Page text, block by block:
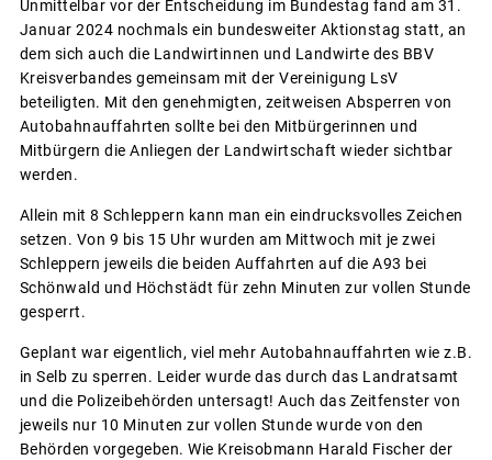
Unmittelbar vor der Entscheidung im Bundestag fand am 31.
Januar 2024 nochmals ein bundesweiter Aktionstag statt, an
dem sich auch die Landwirtinnen und Landwirte des BBV
Kreisverbandes gemeinsam mit der Vereinigung LsV
beteiligten. Mit den genehmigten, zeitweisen Absperren von
Autobahnauffahrten sollte bei den Mitbürgerinnen und
Mitbürgern die Anliegen der Landwirtschaft wieder sichtbar
werden.
Allein mit 8 Schleppern kann man ein eindrucksvolles Zeichen
setzen. Von 9 bis 15 Uhr wurden am Mittwoch mit je zwei
Schleppern jeweils die beiden Auffahrten auf die A93 bei
Schönwald und Höchstädt für zehn Minuten zur vollen Stunde
gesperrt.
Geplant war eigentlich, viel mehr Autobahnauffahrten wie z.B.
in Selb zu sperren. Leider wurde das durch das Landratsamt
und die Polizeibehörden untersagt! Auch das Zeitfenster von
jeweils nur 10 Minuten zur vollen Stunde wurde von den
Behörden vorgegeben. Wie Kreisobmann Harald Fischer der